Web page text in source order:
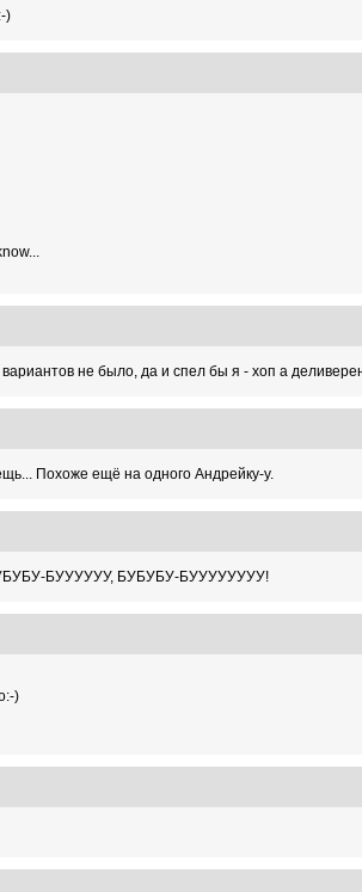
)
не было, да и спел бы я - хоп а
Похоже ещё на одного Андрейку-у.
БУУУУУУ, БУБУБУ-БУУУУУУУУ!
)